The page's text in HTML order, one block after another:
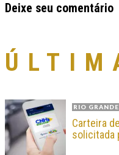
Deixe seu comentário
RIO
Carteira
solicitada